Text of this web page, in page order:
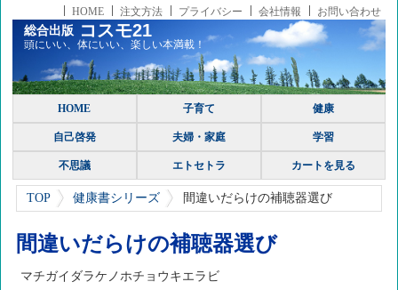
HOME 注文方法 プライバシー 会社情報 お問い合わせ
総合出版コスモ21
頭にいい、体にいい、楽しい本満載！
HOME 子育て 健康
自己啓発 夫婦・家庭 学習
不思議 エトセトラ カートを見る
TOP 健康書シリーズ 間違いだらけの補聴器選び
間違いだらけの補聴器選び
マチガイダラケノホチョウキエラビ